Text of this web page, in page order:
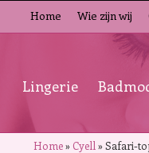
Home Wie zijn wij
Lingerie
Home» Cyell »Safari-